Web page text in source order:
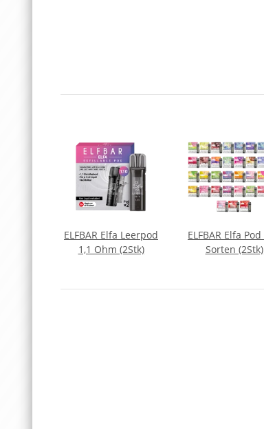
ELFBAR Elfa Leerpod
1,1 Ohm (2Stk)
ELFBAR Elfa
Sorten (2Stk)